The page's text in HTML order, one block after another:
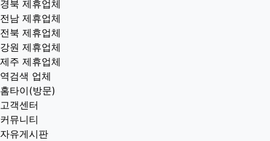
경북 제휴업체
전남 제휴업체
전북 제휴업체
강원 제휴업체
제주 제휴업체
역검색 업체
홈타이(방문)
고객센터
커뮤니티
자유게시판